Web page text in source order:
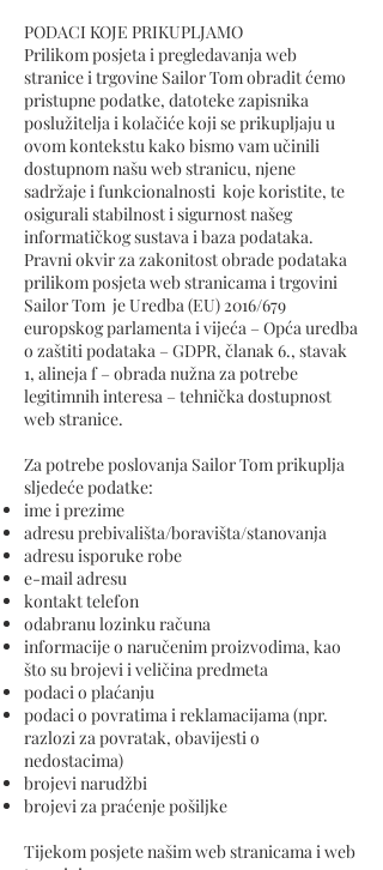
PODACI KOJE PRIKUPLJAMO
Prilikom posjeta i pregledavanja web
stranice i trgovine Sailor Tom obradit ćemo
pristupne podatke, datoteke zapisnika
poslužitelja i kolačiće koji se prikupljaju u
ovom kontekstu kako bismo vam učinili
dostupnom našu web stranicu, njene
sadržaje i funkcionalnosti koje koristite, te
osigurali stabilnost i sigurnost našeg
informatičkog sustava i baza podataka.
Pravni okvir za zakonitost obrade podataka
prilikom posjeta web stranicama i trgovini
Sailor Tom je Uredba (EU) 2016/679
europskog parlamenta i vijeća – Opća uredba
o zaštiti podataka – GDPR, članak 6., stavak
1, alineja f – obrada nužna za potrebe
legitimnih interesa – tehnička dostupnost
web stranice.
Za potrebe poslovanja Sailor Tom prikuplja
sljedeće podatke:
ime i prezime
adresu prebivališta/boravišta/stanovanja
adresu isporuke robe
e-mail adresu
kontakt telefon
odabranu lozinku računa
informacije o naručenim proizvodima, kao
što su brojevi i veličina predmeta
podaci o plaćanju
podaci o povratima i reklamacijama (npr.
razlozi za povratak, obavijesti o
nedostacima)
brojevi narudžbi
brojevi za praćenje pošiljke
Tijekom posjete našim web stranicama i web